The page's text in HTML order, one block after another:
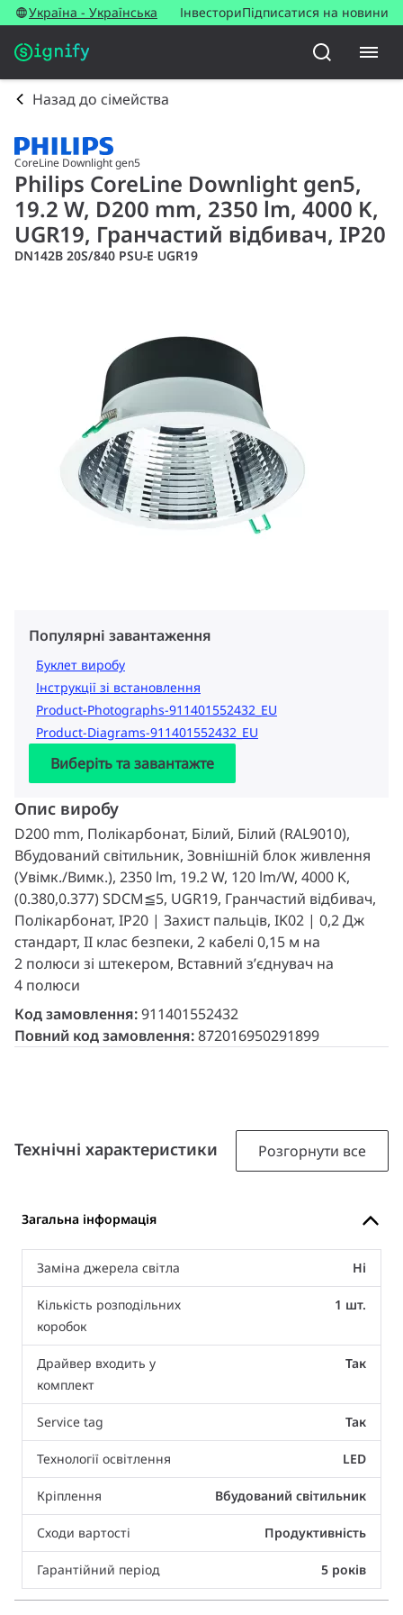
Україна - Українська ІнвесториПідписатися на новини
Назад до сімейства
CoreLine Downlight gen5
Philips CoreLine Downlight gen5,
19.2 W, D200 mm, 2350 lm, 4000 K,
UGR19, Гранчастий відбивач, IP20
DN142B 20S/840 PSU-E UGR19
Популярні завантаження
Буклет виробу
Інструкції зі встановлення
Product-Photographs-911401552432_EU
Product-Diagrams-911401552432_EU
Виберіть та завантажте
Опис виробу
D200 mm, Полікарбонат, Білий, Білий (RAL9010),
Вбудований світильник, Зовнішній блок живлення
(Увімк./Вимк.), 2350 lm, 19.2 W, 120 lm/W, 4000 K,
(0.380,0.377) SDCM≦5, UGR19, Гранчастий відбивач,
Полікарбонат, IP20 | Захист пальців, IK02 | 0,2 Дж
стандарт, II клас безпеки, 2 кабелі 0,15 м на
2 полюси зі штекером, Вставний з’єднувач на
4 полюси
Код замовлення:911401552432
Повний код замовлення:872016950291899
Технічні характеристики Розгорнути все
Загальна інформація
Заміна джерела світла Ні
Кількість розподільних
коробок
1 шт.
Драйвер входить у
комплект
Так
Service tag Так
Технології освітлення LED
Кріплення Вбудований світильник
Сходи вартості Продуктивність
Гарантійний період 5 років